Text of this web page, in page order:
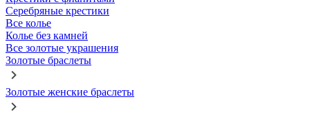
Серебряные крестики
Все колье
Колье без камней
Все золотые украшения
Золотые браслеты
Золотые женские браслеты